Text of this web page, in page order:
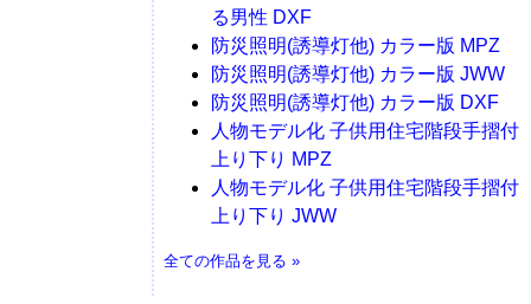
る男性 DXF
防災照明(誘導灯他) カラー版 MPZ
防災照明(誘導灯他) カラー版 JWW
防災照明(誘導灯他) カラー版 DXF
人物モデル化 子供用住宅階段手摺付
上り下り MPZ
人物モデル化 子供用住宅階段手摺付
上り下り JWW
全ての作品を見る »